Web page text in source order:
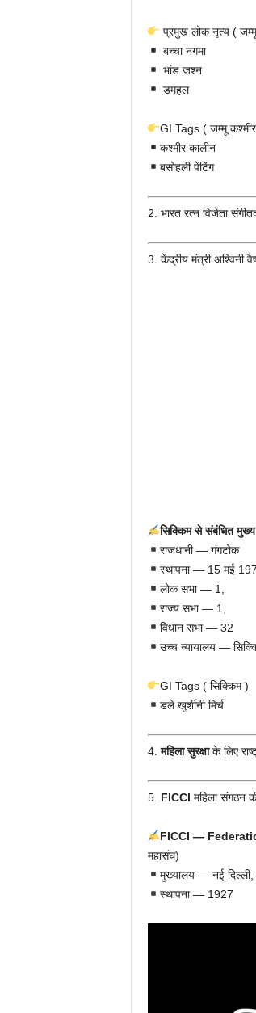
प्रमुख लोक नृत्य (
बच्चा नगमा
भांड जश्न
डमहल
GI Tags ( जम्मू
कश्मीर कालीन
बसोहली पेंटिंग
2. भारत रत्न विजेता
3. केंद्रीय मंत्री अश्विनी
सिक्किम से संबंधित
राजधानी — गंगटोक
स्थापना — 15 मई
लोक सभा — 1,
राज्य सभा — 1,
विधान सभा — 32
उच्च न्यायालय —
GI Tags ( सिक्किम )
डले खुर्शीनी मिर्च
4.महिला सुरक्षाके लिए
5. FICCI महिला संगठन
FICCI —
महासंघ)
मुख्यालय — नई दिल्ली,
स्थापना — 1927